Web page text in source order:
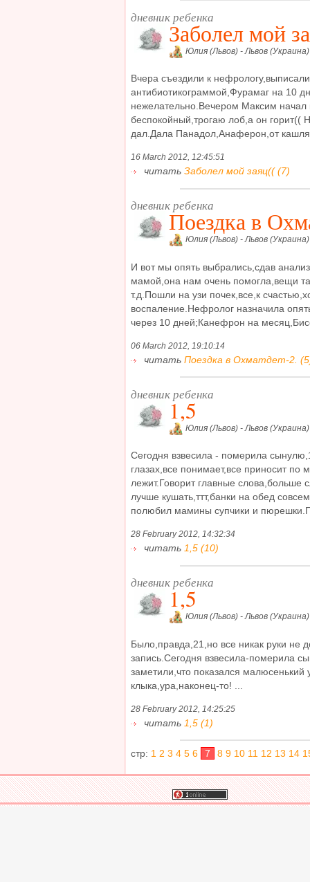
дневник ребенка
Заболел мой
Юлия (Львов) - Львов
Вчера съездили к
антибиотикограммой,Фурамаг на 10
нежелательно.Вечером Максим
беспокойный,трогаю лоб,а он
дал.Дала Панадол,Анаферон,от
16 March 2012, 12:45:51
читать Заболел мой заяц(( (7)
дневник ребенка
Поездка в
Юлия (Львов) - Львов
И вот мы опять выбрались,сдав
мамой,она нам очень помогла,вещи
т.д.Пошли на узи почек,все,к
воспаление.Нефролог назначила
через 10 дней;Канефрон на
06 March 2012, 19:10:14
читать Поездка в Охматдет-2.
дневник ребенка
1,5
Юлия (Львов) - Львов
Сегодня взвесила - померила
глазах,все понимает,все приносит по
лежит.Говорит главные слова,больше
лучше кушать,ттт,банки на обед
полюбил мамины супчики и
28 February 2012, 14:32:34
читать 1,5 (10)
дневник ребенка
1,5
Юлия (Львов) - Львов
Было,правда,21,но все никак руки не
запись.Сегодня взвесила-померила
заметили,что показался малюсенький
клыка,ура,наконец-то! ...
28 February 2012, 14:25:25
читать 1,5 (1)
стр: 1 2 3 4 5 6 7 8 9 10 11 12 13 14